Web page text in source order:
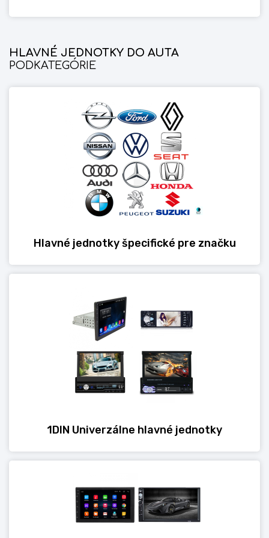
HLAVNÉ JEDNOTKY DO AUTA
PODKATEGÓRIE
Hlavné jednotky špecifické pre značku
1DIN Univerzálne hlavné jednotky